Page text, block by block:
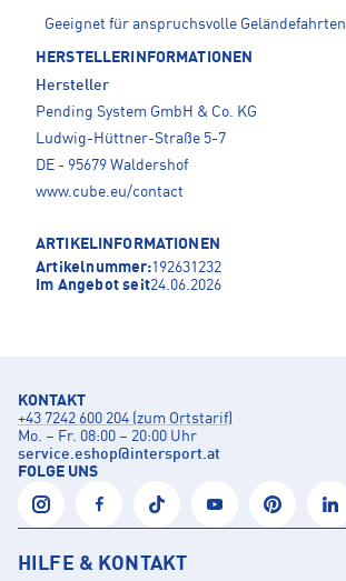
Geeignet für anspruchsvolle Geländefahrten
HERSTELLERINFORMATIONEN
Hersteller
Pending System GmbH & Co. KG
Ludwig-Hüttner-Straße 5-7
DE - 95679 Waldershof
www.cube.eu/contact
ARTIKELINFORMATIONEN
Artikelnummer:192631232
Im Angebot seit24.06.2026
KONTAKT
+43 7242 600 204 (zum Ortstarif)
Mo. – Fr. 08:00 – 20:00 Uhr
service.eshop@intersport.at
FOLGE UNS
HILFE & KONTAKT